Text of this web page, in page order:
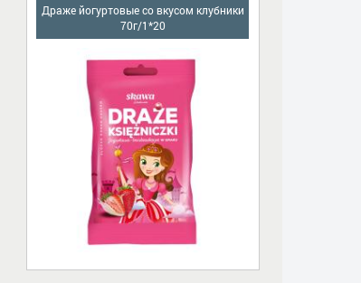
Драже йогуртовые со вкусом клубники
70г/1*20